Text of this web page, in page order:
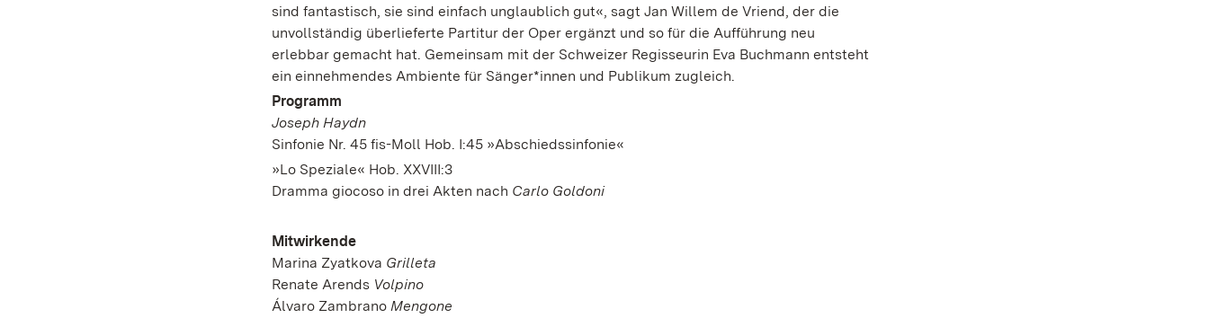
sind fantastisch, sie sind einfach unglaublich gut«, sagt Jan Willem de Vriend, der die
unvollständig überlieferte Partitur der Oper ergänzt und so für die Aufführung neu
erlebbar gemacht hat. Gemeinsam mit der Schweizer Regisseurin Eva Buchmann entsteht
ein einnehmendes Ambiente für Sänger*innen und Publikum zugleich.
Programm
Joseph Haydn
Sinfonie Nr. 45 fis-Moll Hob. I:45 »Abschiedssinfonie«
»Lo Speziale« Hob. XXVIII:3
Dramma giocoso in drei Akten nach Carlo Goldoni
Mitwirkende
Marina Zyatkova Grilleta
Renate Arends Volpino
Álvaro Zambrano Mengone